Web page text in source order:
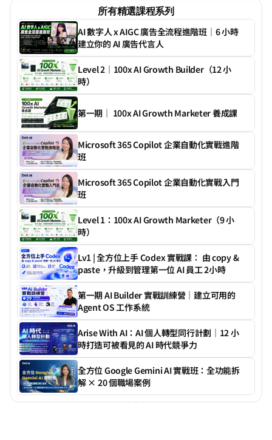
所有精選課程系列
AI 數字人 x AIGC 廣告全流程進階班｜6 小時
建立你的 AI 廣告代言人
Level 2｜100x AI Growth Builder（12 小
時）
第一期｜ 100x AI Growth Marketer 養成課
Microsoft 365 Copilot 企業自動化實戰進階
班
Microsoft 365 Copilot 企業自動化實戰入門
班
Level 1：100x AI Growth Marketer（9 小
時）
Lv1 | 全方位上手 Codex 實戰課： 由 copy &
paste，升級到管理第一位 AI 員工 2小時
第一期 AI Builder 實戰訓練營｜建立可用的
Agent OS 工作系統
Arise With AI：AI 個人轉型同行計劃｜12 小
時打造可被看見的 AI 時代競爭力
全方位 Google Gemini AI 實戰班：全功能拆
解 × 20 個職場案例